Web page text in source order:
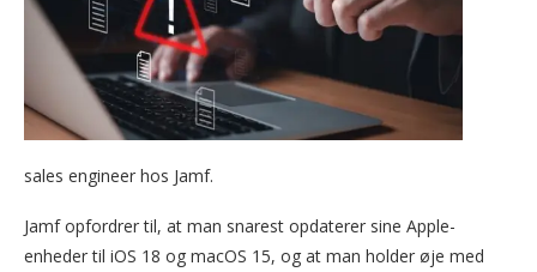
sales engineer hos Jamf.
Jamf opfordrer til, at man snarest opdaterer sine Apple-
enheder til iOS 18 og macOS 15, og at man holder øje med